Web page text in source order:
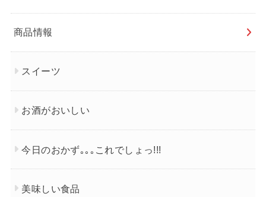
商品情報
スイーツ
お酒がおいしい
今日のおかず｡｡｡これでしょっ!!!
美味しい食品